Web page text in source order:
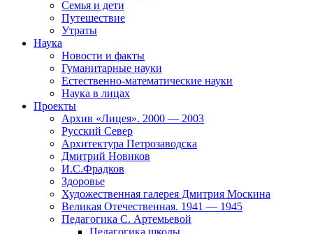
Семья и дети
Путешествие
Утраты
Наука
Новости и факты
Гуманитарные науки
Естественно-математические науки
Наука в лицах
Проекты
Архив «Лицея». 2000 — 2003
Русский Север
Архитектура Петрозаводска
Дмитрий Новиков
И.С.Фрадков
Здоровье
Художественная галерея Дмитрия Москина
Великая Отечественная. 1941 — 1945
Педагогика С. Артемьевой